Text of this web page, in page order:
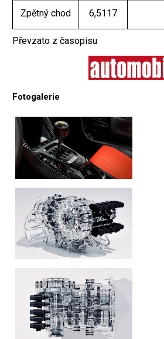
Zpětný chod 6,5117
Převzato z časopisu
Fotogalerie